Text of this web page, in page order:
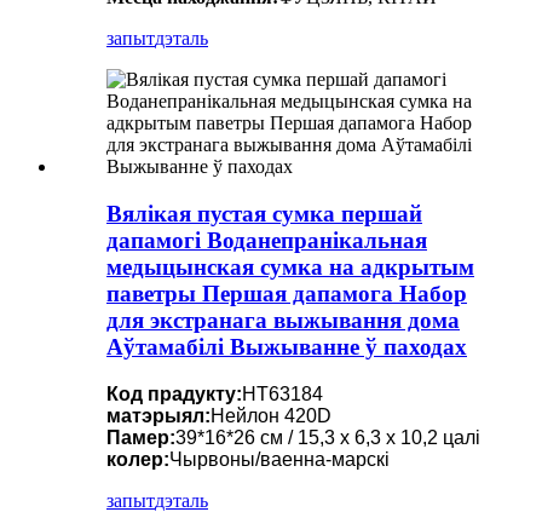
запытдэталь
Вялікая пустая сумка першай
дапамогі Воданепранікальная
медыцынская сумка на адкрытым
паветры Першая дапамога Набор
для экстранага выжывання дома
Аўтамабілі Выжыванне ў паходах
Код прадукту:HT63184
матэрыял:Нейлон 420D
Памер:39*16*26 см / 15,3 х 6,3 х 10,2 цалі
колер:Чырвоны/ваенна-марскі
запытдэталь